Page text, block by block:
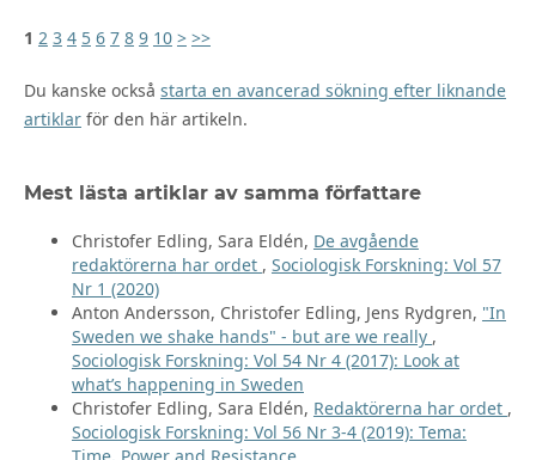
1 2 3 4 5 6 7 8 9 10 > >>
Du kanske också starta en avancerad sökning efter liknande
artiklarför den här artikeln.
Mest lästa artiklar av samma författare
Christofer Edling, Sara Eldén, De avgående
redaktörerna har ordet , Sociologisk Forskning: Vol 57
Nr 1 (2020)
Anton Andersson, Christofer Edling, Jens Rydgren, "In
Sweden we shake hands" - but are we really ,
Sociologisk Forskning: Vol 54 Nr 4 (2017): Look at
what’s happening in Sweden
Christofer Edling, Sara Eldén, Redaktörerna har ordet ,
Sociologisk Forskning: Vol 56 Nr 3-4 (2019): Tema: